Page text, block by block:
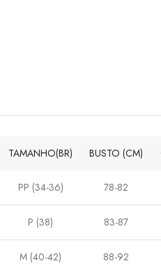
TAMANHO(BR) BUSTO (CM)
PP (34-36) 78-82
P (38) 83-87
M (40-42) 88-92